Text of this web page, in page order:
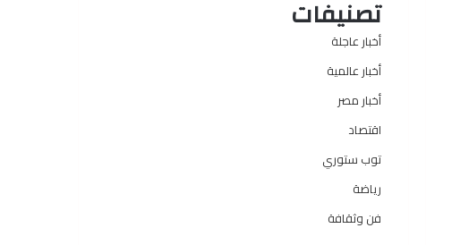
تصنيفات
أخبار عاجلة
أخبار عالمية
أخبار مصر
اقتصاد
توب ستوري
رياضة
فن وثقافة